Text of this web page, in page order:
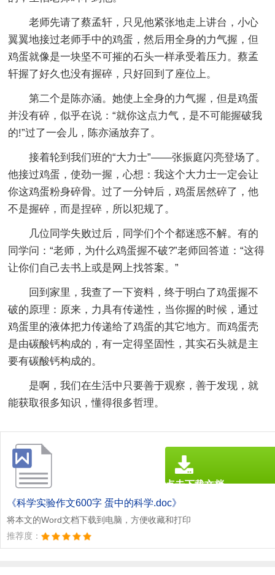
老师先请了蔡孟轩，只见他紧张地走上讲台，小心
翼翼地接过老师手中的鸡蛋，然后用全身的力气握，但
鸡蛋就像是一块坚不可摧的石头一样承受着压力。蔡孟
轩握了好久也没有握碎，只好回到了座位上。
第二个是陈亦涵。她使上全身的力气握，但是鸡蛋
并没有碎，似乎在说：“就你这点力气，是不可能握破我
的!”过了一会儿，陈亦涵放弃了。
接着轮到我们班的“大力士”——张振庭闪亮登场了。
他接过鸡蛋，使劲一握，心想：我这个大力士一定会让
你这鸡蛋粉身碎骨。过了一分钟后，鸡蛋居然碎了，他
不是握碎，而是捏碎，所以犯规了。
几位同学失败过后，同学们个个都迷惑不解。有的
同学问：“老师，为什么鸡蛋握不破?”老师回答道：“这得
让你们自己去书上或是网上找答案。”
回到家里，我查了一下资料，终于明白了鸡蛋握不
破的原理：原来，力具有传递性，当你握的时候，通过
鸡蛋里的液体把力传递给了鸡蛋的其它地方。而鸡蛋壳
是由碳酸钙构成的，有一定得坚固性，其实石头就是主
要有碳酸钙构成的。
是啊，我们在生活中只要善于观察，善于发现，就
能获取很多知识，懂得很多哲理。
《科学实验作文600字 蛋中的科学.doc》
将本文的Word文档下载到电脑，方便收藏和打印
推荐度：
点击下载文档
文档为doc格式